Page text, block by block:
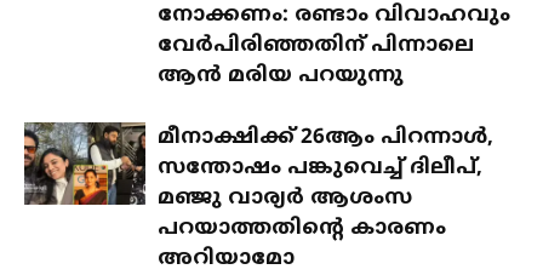
നോക്കണം: രണ്ടാം വിവാഹവും
വേർപിരിഞ്ഞതിന് പിന്നാലെ
ആൻ മരിയ പറയുന്നു
മീനാക്ഷിക്ക് 26ആം പിറന്നാൾ,
സന്തോഷം പങ്കുവെച്ച് ദിലീപ്,
മഞ്ജു വാര്യർ ആശംസ
പറയാത്തതിന്റെ കാരണം
അറിയാമോ